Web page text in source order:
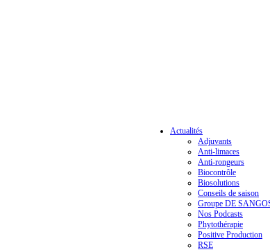
Actualités
Adjuvants
Anti-limaces
Anti-rongeurs
Biocontrôle
Biosolutions
Conseils de saison
Groupe DE
Nos Podcasts
Phytothérapie
Positive Production
RSE